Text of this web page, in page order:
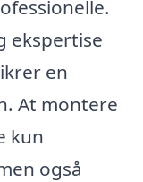
ekspertise
en
At montere
kun
også